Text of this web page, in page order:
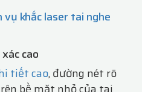
vụ khắc laser tai nghe
cao
tiết cao, đường nét rõ